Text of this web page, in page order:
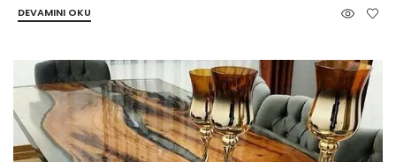
DEVAMINI OKU